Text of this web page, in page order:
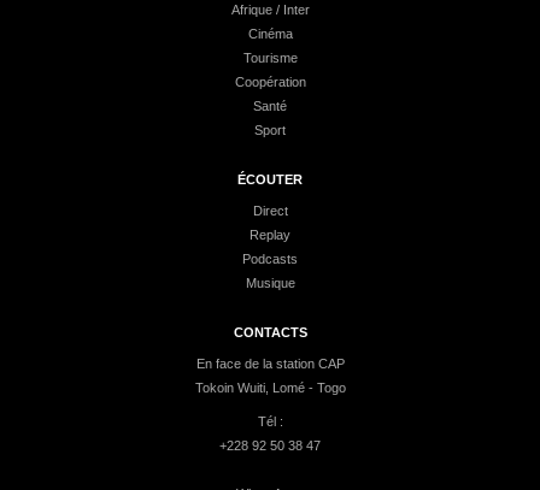
Afrique / Inter
Cinéma
Tourisme
Coopération
Santé
Sport
ÉCOUTER
Direct
Replay
Podcasts
Musique
CONTACTS
En face de la station CAP
Tokoin Wuiti, Lomé - Togo
Tél :
+228 92 50 38 47